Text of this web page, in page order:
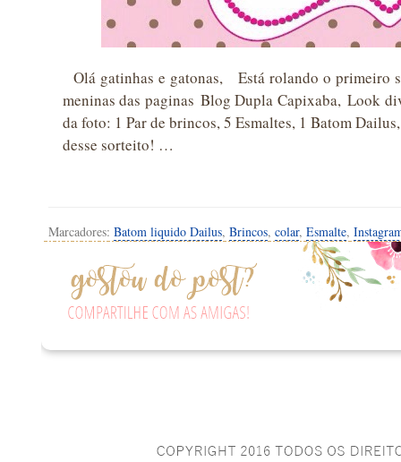
Olá gatinhas e gatonas, Está rolando o primeiro
meninas das paginas Blog Dupla Capixaba, Look
da foto: 1 Par de brincos, 5 Esmaltes, 1 Batom
desse sorteito! …
Marcadores: Batom liquido Dailus, Brincos, colar, Esmalte,